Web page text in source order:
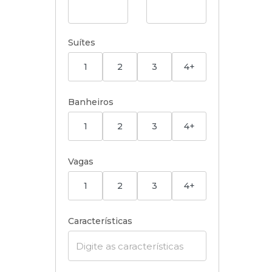
Suítes
1 2 3 4+
Banheiros
1 2 3 4+
Vagas
1 2 3 4+
Características